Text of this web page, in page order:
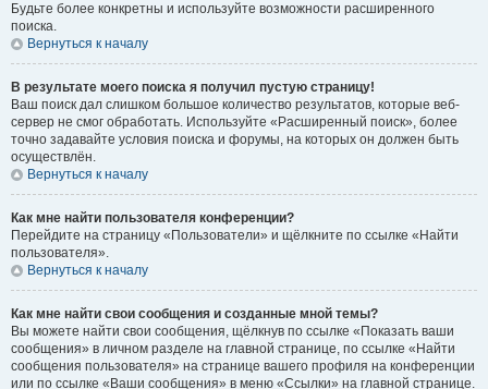
Будьте более конкретны и используйте возможности расширенного
поиска.
Вернуться к началу
В результате моего поиска я получил пустую страницу!
Ваш поиск дал слишком большое количество результатов, которые веб-
сервер не смог обработать. Используйте «Расширенный поиск», более
точно задавайте условия поиска и форумы, на которых он должен быть
осуществлён.
Вернуться к началу
Как мне найти пользователя конференции?
Перейдите на страницу «Пользователи» и щёлкните по ссылке «Найти
пользователя».
Вернуться к началу
Как мне найти свои сообщения и созданные мной темы?
Вы можете найти свои сообщения, щёлкнув по ссылке «Показать ваши
сообщения» в личном разделе на главной странице, по ссылке «Найти
сообщения пользователя» на странице вашего профиля на конференции
или по ссылке «Ваши сообщения» в меню «Ссылки» на главной странице.